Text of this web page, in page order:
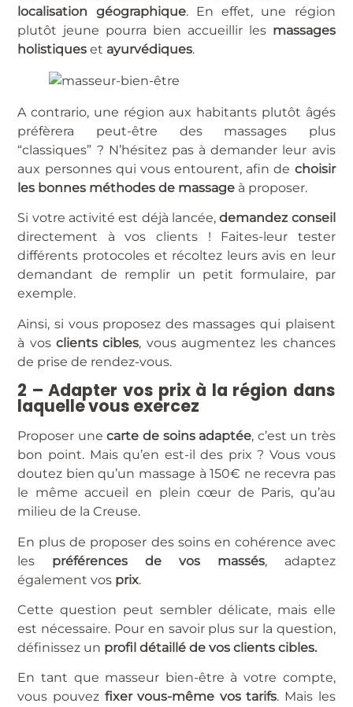
localisation géographique. En effet, une région
plutôt jeune pourra bien accueillir les massages
holistiques et ayurvédiques.
A contrario, une région aux habitants plutôt âgés
préfèrera peut-être des massages plus
“classiques” ? N’hésitez pas à demander leur avis
aux personnes qui vous entourent, afin de choisir
les bonnes méthodes de massage à proposer.
Si votre activité est déjà lancée,demandez conseil
directement à vos clients ! Faites-leur tester
différents protocoles et récoltez leurs avis en leur
demandant de remplir un petit formulaire, par
exemple.
Ainsi, si vous proposez des massages qui plaisent
à vosclients cibles, vous augmentez les chances
de prise de rendez-vous.
2 – Adapter vos prix à la région dans
laquelle vous exercez
Proposer unecarte de soins adaptée, c’est un très
bon point. Mais qu’en est-il des prix ? Vous vous
doutez bien qu’un massage à 150€ ne recevra pas
le même accueil en plein cœur de Paris, qu’au
milieu de la Creuse.
En plus de proposer des soins en cohérence avec
les préférences de vos massés, adaptez
également vos prix.
Cette question peut sembler délicate, mais elle
est nécessaire. Pour en savoir plus sur la question,
définissez un profil détaillé de vos clients cibles.
En tant que masseur bien-être à votre compte,
vous pouvez fixer vous-même vos tarifs. Mais les